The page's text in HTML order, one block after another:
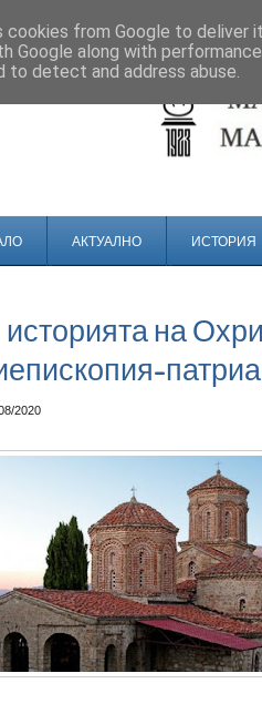
АКТУАЛНО ИСТОРИЯ
на
2020
cookies from Google to deliver
Google along with
to detect and address abuse.